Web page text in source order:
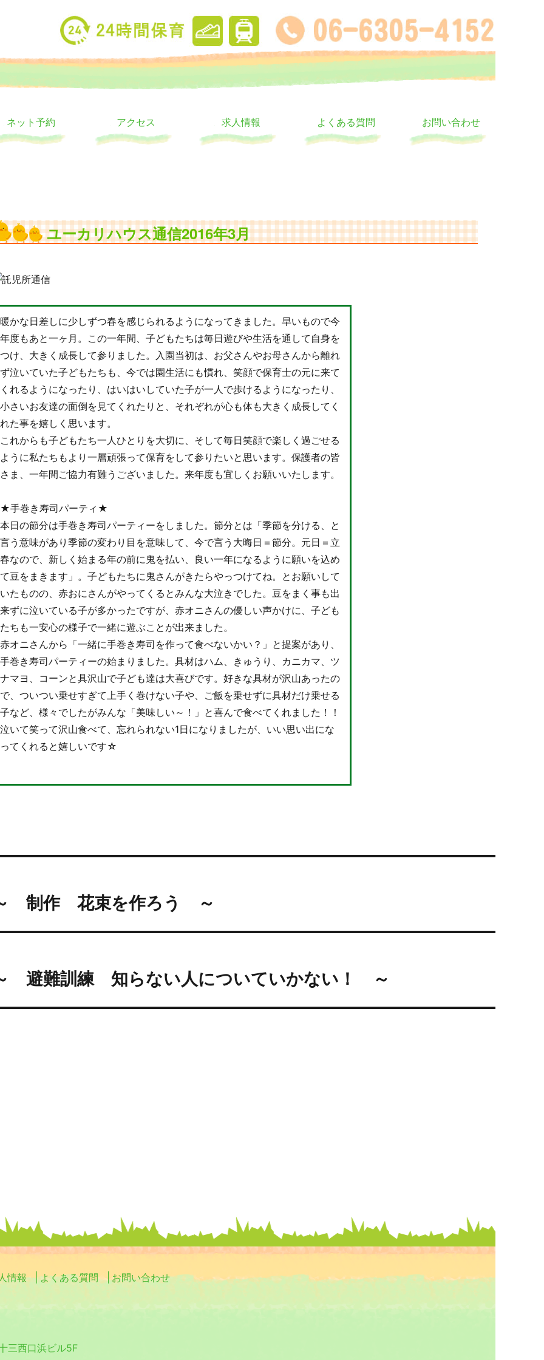
ネット予約 アクセス 求人情報 よくある質問 お問い合わせ
ユーカリハウス通信2016年3月
暖かな日差しに少しずつ春を感じられるようになってきました。早いもので今
年度もあと一ヶ月。この一年間、子どもたちは毎日遊びや生活を通して自身を
つけ、大きく成長して参りました。入園当初は、お父さんやお母さんから離れ
ず泣いていた子どもたちも、今では園生活にも慣れ、笑顔で保育士の元に来て
くれるようになったり、はいはいしていた子が一人で歩けるようになったり、
小さいお友達の面倒を見てくれたりと、それぞれが心も体も大きく成長してく
れた事を嬉しく思います。
これからも子どもたち一人ひとりを大切に、そして毎日笑顔で楽しく過ごせる
ように私たちもより一層頑張って保育をして参りたいと思います。保護者の皆
さま、一年間ご協力有難うございました。来年度も宜しくお願いいたします。
★手巻き寿司パーティ★
本日の節分は手巻き寿司パーティーをしました。節分とは「季節を分ける、と
言う意味があり季節の変わり目を意味して、今で言う大晦日＝節分。元日＝立
春なので、新しく始まる年の前に鬼を払い、良い一年になるように願いを込め
て豆をまきます」。子どもたちに鬼さんがきたらやっつけてね。とお願いして
いたものの、赤おにさんがやってくるとみんな大泣きでした。豆をまく事も出
来ずに泣いている子が多かったですが、赤オニさんの優しい声かけに、子ども
たちも一安心の様子で一緒に遊ぶことが出来ました。
赤オニさんから「一緒に手巻き寿司を作って食べないかい？」と提案があり、
手巻き寿司パーティーの始まりました。具材はハム、きゅうり、カニカマ、ツ
ナマヨ、コーンと具沢山で子ども達は大喜びです。好きな具材が沢山あったの
で、ついつい乗せすぎて上手く巻けない子や、ご飯を乗せずに具材だけ乗せる
子など、様々でしたがみんな「美味しい～！」と喜んで食べてくれました！！
泣いて笑って沢山食べて、忘れられない1日になりましたが、いい思い出にな
ってくれると嬉しいです☆
制作 花束を作ろう ～
避難訓練 知らない人についていかない！ ～
情報 よくある質問 お問い合わせ
三西口浜ビル5F